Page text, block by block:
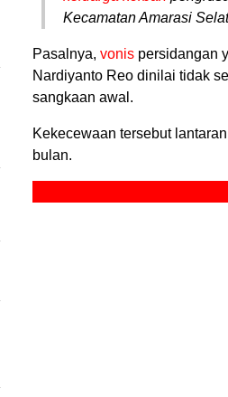
Kecamatan Amarasi
Pasalnya, vonis persidangan
Nardiyanto Reo dinilai tidak
sangkaan awal.
Kekecewaan tersebut lantaran
bulan.